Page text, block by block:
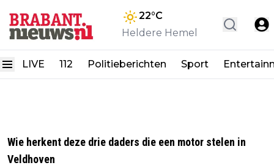
22°C
Heldere Hemel
LIVE 112 Politieberichten Sport
Wie herkent deze drie daders die een motor stelen in
Veldhoven